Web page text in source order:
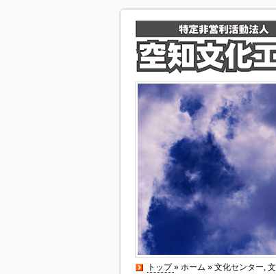
トップ» ホーム » 文化センター,